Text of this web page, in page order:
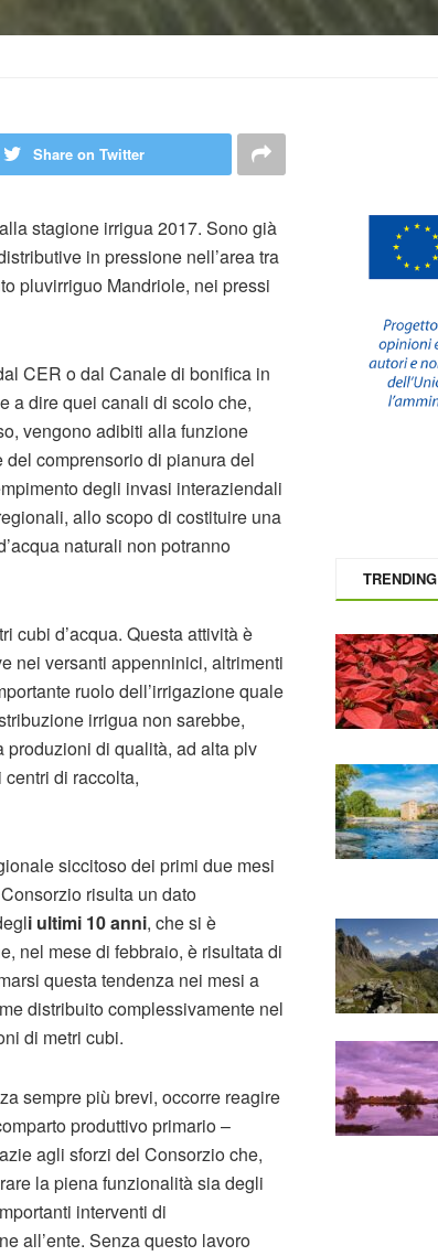
Share on Twitter
stagione irrigua 2017. Sono già
in pressione nell’area tra
pluvirriguo Mandriole, nei pressi
CER o dal Canale di bonifica in
a dire quei canali di scolo che,
vengono adibiti alla funzione
comprensorio di pianura del
degli invasi interaziendali
allo scopo di costituire una
naturali non potranno
cubi d’acqua. Questa attività è
nei versanti appenninici, altrimenti
ruolo dell’irrigazione quale
irrigua non sarebbe,
produzioni di qualità, ad alta plv
di raccolta,
siccitoso dei primi due mesi
risulta un dato
i ultimi 10 anni, che si è
nel mese di febbraio, è risultata di
questa tendenza nei mesi a
distribuito complessivamente nel
di metri cubi.
sempre più brevi, occorre reagire
produttivo primario –
agli sforzi del Consorzio che,
la piena funzionalità sia degli
interventi di
all’ente. Senza questo lavoro
TRENDING